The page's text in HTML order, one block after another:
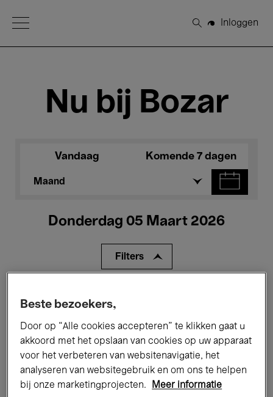
Open Menu
Zoeken
Inloggen
Nu bij Bozar
Vandaag Komende 7 dagen
Maand
Donderdag 05 Maart 2026
Filters
Tentoonstellingen Films
Performances Lezingen & Debatten
Jazz Klassieke Muziek Global Music
Beste bezoekers,
Door op “Alle cookies accepteren” te klikken gaat u
akkoord met het opslaan van cookies op uw apparaat
voor het verbeteren van websitenavigatie, het
analyseren van websitegebruik en om ons te helpen
bij onze marketingprojecten.
Meer informatie